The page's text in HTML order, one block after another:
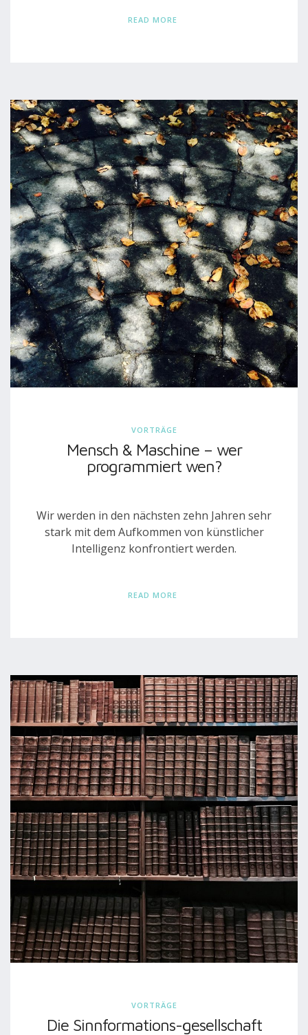
READ MORE
VORTRÄGE
Mensch & Maschine – wer
programmiert wen?
Wir werden in den nächsten zehn Jahren sehr
stark mit dem Aufkommen von künstlicher
Intelligenz konfrontiert werden.
READ MORE
VORTRÄGE
Die Sinnformations-gesellschaft